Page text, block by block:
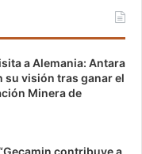
a Alemania: Antara
su visión tras ganar el
Minera de
contribuye a